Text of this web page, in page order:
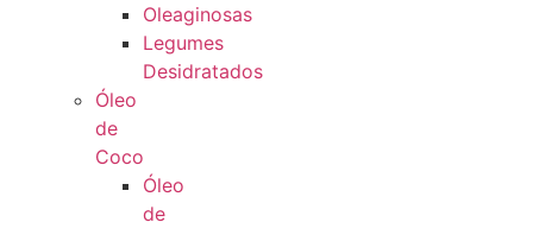
Oleaginosas
Legumes
Desidratados
Óleo
de
Coco
Óleo
de